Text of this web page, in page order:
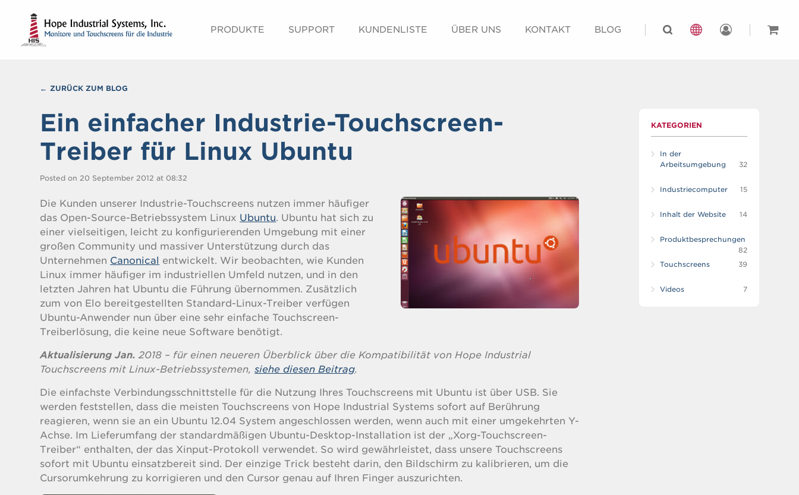
PRODUKTE SUPPORT KUNDENLISTE ÜBER UNS KONTAKT BLOG
ZURÜCK ZUM BLOG
Ein einfacher Industrie-Touchscreen-
Treiber für Linux Ubuntu
Posted on 20 September 2012 at 08:32
Die Kunden unserer Industrie-Touchscreens nutzen immer häufiger
das Open-Source-Betriebssystem Linux Ubuntu. Ubuntu hat sich zu
einer vielseitigen, leicht zu konfigurierenden Umgebung mit einer
großen Community und massiver Unterstützung durch das
Unternehmen Canonical entwickelt. Wir beobachten, wie Kunden
Linux immer häufiger im industriellen Umfeld nutzen, und in den
letzten Jahren hat Ubuntu die Führung übernommen. Zusätzlich
zum von Elo bereitgestellten Standard-Linux-Treiber verfügen
Ubuntu-Anwender nun über eine sehr einfache Touchscreen-
Treiberlösung, die keine neue Software benötigt.
Aktualisierung Jan. 2018 – für einen neueren Überblick über die Kompatibilität von Hope Industrial
Touchscreens mit Linux-Betriebssystemen,siehe diesen Beitrag.
Die einfachste Verbindungsschnittstelle für die Nutzung Ihres Touchscreens mit Ubuntu ist über USB. Sie
werden feststellen, dass die meisten Touchscreens von Hope Industrial Systems sofort auf Berührung
reagieren, wenn sie an ein Ubuntu 12.04 System angeschlossen werden, wenn auch mit einer umgekehrten Y-
Achse. Im Lieferumfang der standardmäßigen Ubuntu-Desktop-Installation ist der „Xorg-Touchscreen-
Treiber“ enthalten, der das Xinput-Protokoll verwendet. So wird gewährleistet, dass unsere Touchscreens
sofort mit Ubuntu einsatzbereit sind. Der einzige Trick besteht darin, den Bildschirm zu kalibrieren, um die
Cursorumkehrung zu korrigieren und den Cursor genau auf Ihren Finger auszurichten.
KATEGORIEN
In der
Arbeitsumgebung
32
Industriecomputer 15
Inhalt der Website 14
Produktbesprechungen
82
Touchscreens
39
Videos 7